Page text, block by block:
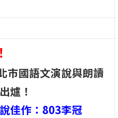
市國語文演說與朗讀
爐！
說佳作：803李冠